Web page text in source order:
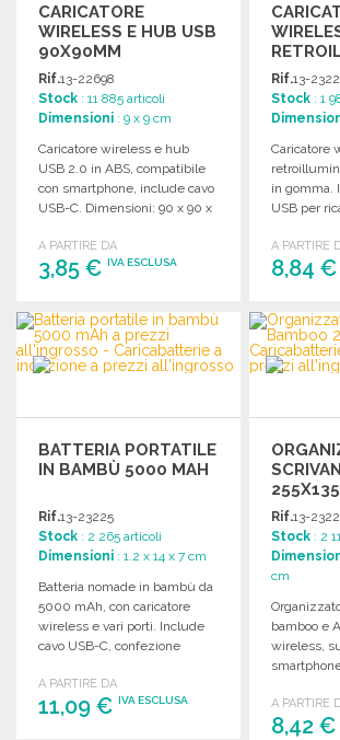
CARICATORE
WIRELESS E HUB USB
90X90MM
Rif.13-22698
Stock : 11 885 articoli
Dimensioni : 9 x 9 cm
Caricatore wireless e hub
USB 2.0 in ABS, compatibile
con smartphone, include cavo
USB-C. Dimensioni: 90 x 90 x
A PARTIRE DA
3,85 € IVA ESCLUSA
ORDINARE
Richiedi un preventivo
10W
Rif.13-
Stock : 1
Caricatore
in gomma.
USB per
A PARTIRE
8,84
BATTERIA PORTATILE
IN BAMBÙ 5000 MAH
Rif.13-23225
Stock : 2 265 articoli
Dimensioni : 1.2 x 14 x 7 cm
Batteria nomade in bambù da
5000 mAh, con caricatore
wireless e vari porti. Include
cavo USB-C, confezione
A PARTIRE DA
11,09 € IVA ESCLUSA
Rif.13-
Stock : 2
cm
bamboo e
wireless,
mm.
A PARTIRE
8,42